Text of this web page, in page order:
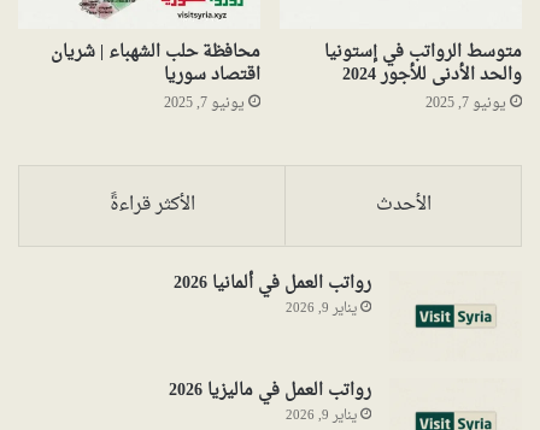
متوسط الرواتب في إستونيا
والحد الأدنى للأجور 2024
يونيو 7, 2025
محافظة حلب الشهباء | شريان
اقتصاد سوريا
يونيو 7, 2025
الأحدث الأكثر قراءةً
رواتب العمل في ألمانيا 2026
يناير 9, 2026
رواتب العمل في ماليزيا 2026
يناير 9, 2026